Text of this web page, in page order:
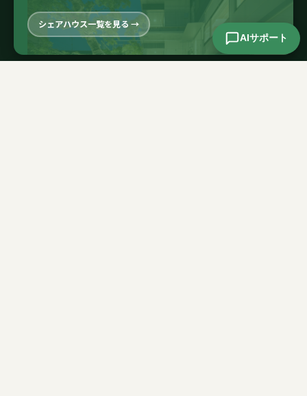
シェアハウス一覧を見る →
AIサポート